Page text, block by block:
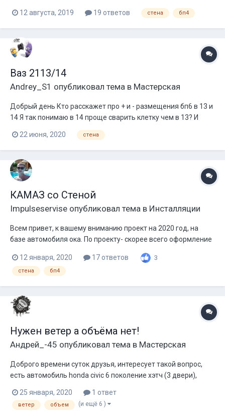
лучше, на что хватит объема ??? Ваз2114
12 августа, 2019 19 ответов стена бп4
Ваз 2113/14
Andrey_S1 опубликовал тема в Мастерская
Добрый день Кто расскажет про + и - размещения бп6 в 13 и
14 Я так понимаю в 14 проще сварить клетку чем в 13? И
полезного объема больше в 14 из за средней стойки
смещенной вперёд? И какие ещё подводные камни?
22 июня, 2020 стена
КАМАЗ со Стеной
Impulseservise опубликовал тема в Инсталляции
Всем привет, к вашему вниманию проект на 2020 год, на
базе автомобиля ока. По проекту- скорее всего оформление
будем экспериментировать. Что касаемо фронта, можно
сказать что его нет, потому что будет всего одна пара сч и
12 января, 2020 17 ответов 3
стена бп4
Нужен ветер а объёма нет!
Андрей_-45 опубликовал тема в Мастерская
Доброго времени суток друзья, интересует такой вопрос,
есть автомобиль honda civic 6 поколение хэтч (3 двери),
проблема - очень мало объема, а настройку хочется 28-35hz.
Сабвуферы планирую бютжетные по типу Прайд HP,
25 января, 2020 1 ответ
ветер объем (и ещё 6 )